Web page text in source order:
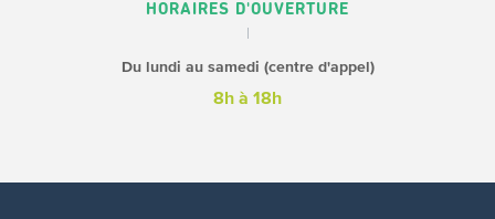
HORAIRES D'OUVERTURE
Du lundi au samedi (centre d'appel)
8h à 18h